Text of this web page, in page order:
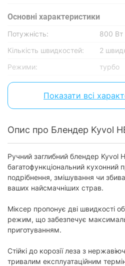
Основнi характеристики
Потужність:
800 Вт
Кількість швидкостей:
2
Режими:
турбо
Матеріал ніжки
Наявність подрібнювача:
1 шт
Місткість великого
подрібнювача (від 501
мл):
700 мл
Матеріал чаші:
Вінчик:
є
Інші насадки:
Додатково
Показати всі
Опис про Блендер Kyvol
Ручний заглибний блендер Kyvol
багатофункціональний кухонний
подрібнення, змішування чи
ваших найсмачніших страв.
Міксер пропонує дві швидкості
режим, що забезпечує
приготуванням.
Стійкі до корозії леза з
тривалим експлуатаційним